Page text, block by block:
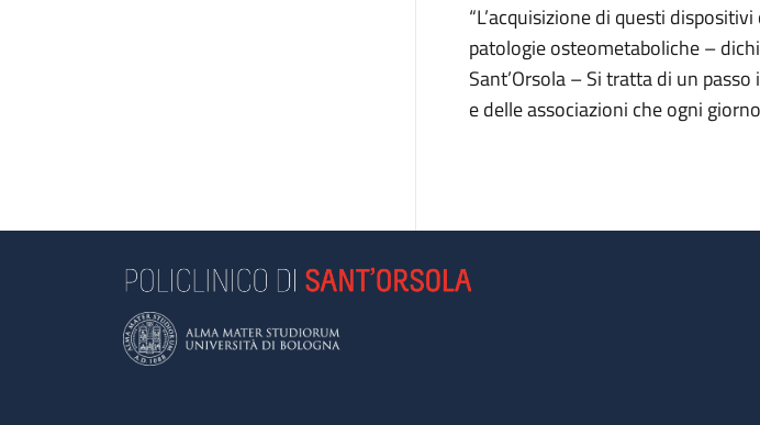
“L’acquisizione di questi
patologie osteometaboliche –
Sant’Orsola – Si tratta di un
e delle associazioni che ogni